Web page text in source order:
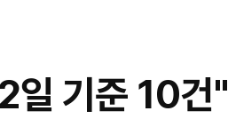
일 기준 10건"